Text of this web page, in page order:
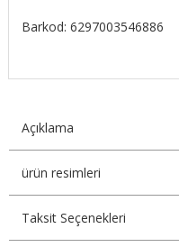
Barkod: 6297003546886
Açıklama
ürün resimleri
Taksit Seçenekleri